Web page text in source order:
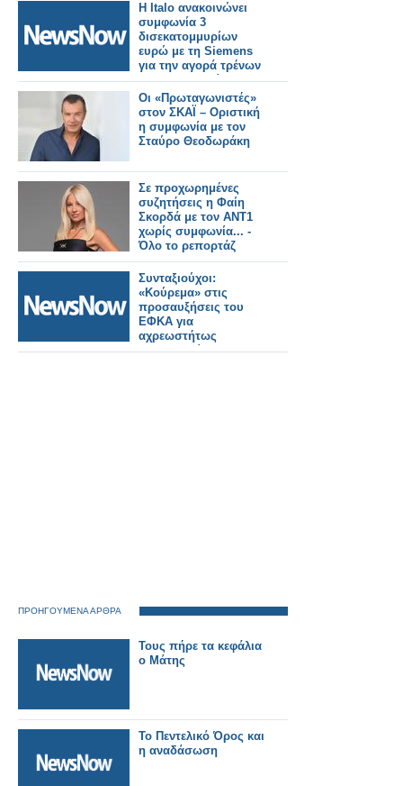
Η Italo ανακοινώνει
συμφωνία 3
δισεκατομμυρίων
ευρώ με τη Siemens
για την αγορά τρένων
για τη Γερμανία.
Οι «Πρωταγωνιστές»
στον ΣΚΑΪ – Οριστική
η συμφωνία με τον
Σταύρο Θεοδωράκη
Σε προχωρημένες
συζητήσεις η Φαίη
Σκορδά με τον ΑΝΤ1
χωρίς συμφωνία... -
Όλο το ρεπορτάζ
Συνταξιούχοι:
«Κούρεμα» στις
προσαυξήσεις του
ΕΦΚΑ για
αχρεωστήτως
καταβληθείσες
ΠΡΟΗΓΟΥΜΕΝΑ ΑΡΘΡΑ
Τους πήρε τα κεφάλια
ο Μάτης
Το Πεντελικό Όρος και
η αναδάσωση